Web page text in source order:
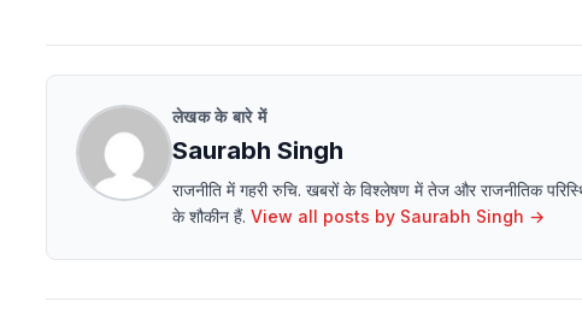
लेखक के बारे में
Saurabh Singh
राजनीति में गहरी रुचि. खबरों के विश्लेषण में तेज और राजनीतिक
के शौकीन हैं. View all posts by Saurabh Singh →